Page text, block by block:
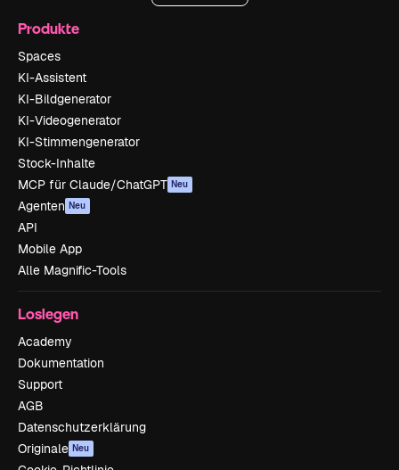
Produkte
Spaces
KI-Assistent
KI-Bildgenerator
KI-Videogenerator
KI-Stimmengenerator
Stock-Inhalte
MCP für Claude/ChatGPT Neu
Agenten Neu
API
Mobile App
Alle Magnific-Tools
Loslegen
Academy
Dokumentation
Support
AGB
Datenschutzerklärung
Originale Neu